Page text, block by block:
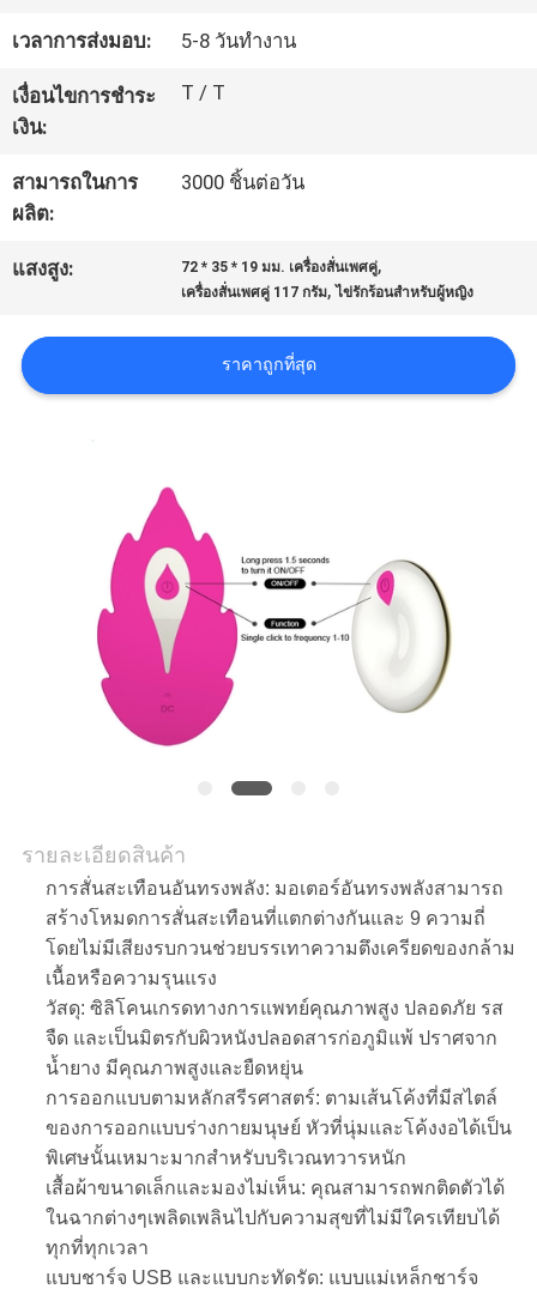
ควบคุม
คุณภาพ
ติดต่อ
เรา
ข่าว
แผนผัง
PRIVACY
POLICY
เวลาการส่งมอบ: 5-8 วันทำงาน
เงื่อนไขการชำระ
เงิน:
T / T
สามารถในการ
ผลิต:
3000 ชิ้นต่อวัน
แสงสูง: 72 * 35 * 19 มม. เครื่องสั่นเพศคู่,
เครื่องสั่นเพศคู่ 117 กรัม,ไข่รักร้อนสำหรับผู้หญิง
ราคาถูกที่สุด
รายละเอียดสินค้า
การสั่นสะเทือนอันทรงพลัง: มอเตอร์อันทรงพลังสามารถ
สร้างโหมดการสั่นสะเทือนที่แตกต่างกันและ 9 ความถี่
โดยไม่มีเสียงรบกวนช่วยบรรเทาความตึงเครียดของกล้าม
เนื้อหรือความรุนแรง
วัสดุ: ซิลิโคนเกรดทางการแพทย์คุณภาพสูง ปลอดภัย รส
จืด และเป็นมิตรกับผิวหนังปลอดสารก่อภูมิแพ้ ปราศจาก
น้ำยาง มีคุณภาพสูงและยืดหยุ่น
การออกแบบตามหลักสรีรศาสตร์: ตามเส้นโค้งที่มีสไตล์
ของการออกแบบร่างกายมนุษย์ หัวที่นุ่มและโค้งงอได้เป็น
พิเศษนั้นเหมาะมากสำหรับบริเวณทวารหนัก
เสื้อผ้าขนาดเล็กและมองไม่เห็น: คุณสามารถพกติดตัวได้
ในฉากต่างๆเพลิดเพลินไปกับความสุขที่ไม่มีใครเทียบได้
ทุกที่ทุกเวลา
แบบชาร์จ USB และแบบกะทัดรัด: แบบแม่เหล็กชาร์จ